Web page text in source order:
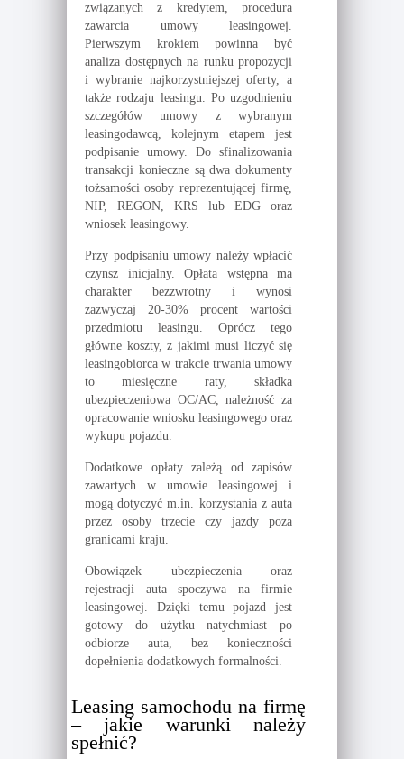
związanych z kredytem, procedura
zawarcia umowy leasingowej.
Pierwszym krokiem powinna być
analiza dostępnych na runku propozycji
i wybranie najkorzystniejszej oferty, a
także rodzaju leasingu. Po uzgodnieniu
szczegółów umowy z wybranym
leasingodawcą, kolejnym etapem jest
podpisanie umowy. Do sfinalizowania
transakcji konieczne są dwa dokumenty
tożsamości osoby reprezentującej firmę,
NIP, REGON, KRS lub EDG oraz
wniosek leasingowy.
Przy podpisaniu umowy należy wpłacić
czynsz inicjalny. Opłata wstępna ma
charakter bezzwrotny i wynosi
zazwyczaj 20-30% procent wartości
przedmiotu leasingu. Oprócz tego
główne koszty, z jakimi musi liczyć się
leasingobiorca w trakcie trwania umowy
to miesięczne raty, składka
ubezpieczeniowa OC/AC, należność za
opracowanie wniosku leasingowego oraz
wykupu pojazdu.
Dodatkowe opłaty zależą od zapisów
zawartych w umowie leasingowej i
mogą dotyczyć m.in. korzystania z auta
przez osoby trzecie czy jazdy poza
granicami kraju.
Obowiązek ubezpieczenia oraz
rejestracji auta spoczywa na firmie
leasingowej. Dzięki temu pojazd jest
gotowy do użytku natychmiast po
odbiorze auta, bez konieczności
dopełnienia dodatkowych formalności.
Leasing samochodu na firmę
– jakie warunki należy
spełnić?